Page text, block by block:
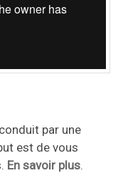
par une
est de vous
En savoir plus.